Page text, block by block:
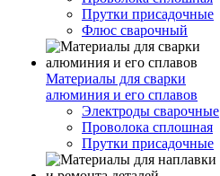
Прутки присадочные
Флюс сварочный
Материалы для сварки
алюминия и его сплавов
Электроды сварочные
Проволока сплошная
Прутки присадочные